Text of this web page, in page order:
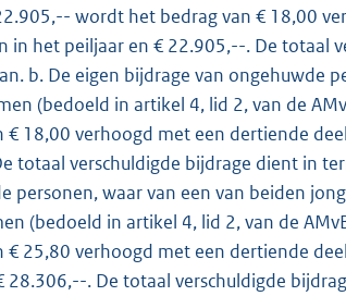
wordt het bedrag van € 18,00
in het peiljaar en € 22.905,--. De totaal
b. De eigen bijdrage van ongehuwde
(bedoeld in artikel 4, lid 2, van de
18,00 verhoogd met een dertiende
totaal verschuldigde bijdrage dient in
waar van een van beiden
(bedoeld in artikel 4, lid 2, van de
25,80 verhoogd met een dertiende
. De totaal verschuldigde